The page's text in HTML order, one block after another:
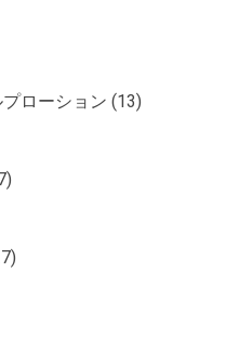
ローション (13)